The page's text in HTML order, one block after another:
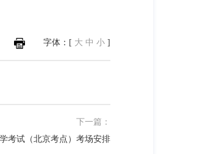
字体：[ 大 中 小 ]
下一篇：
考试（北京考点）考场安排